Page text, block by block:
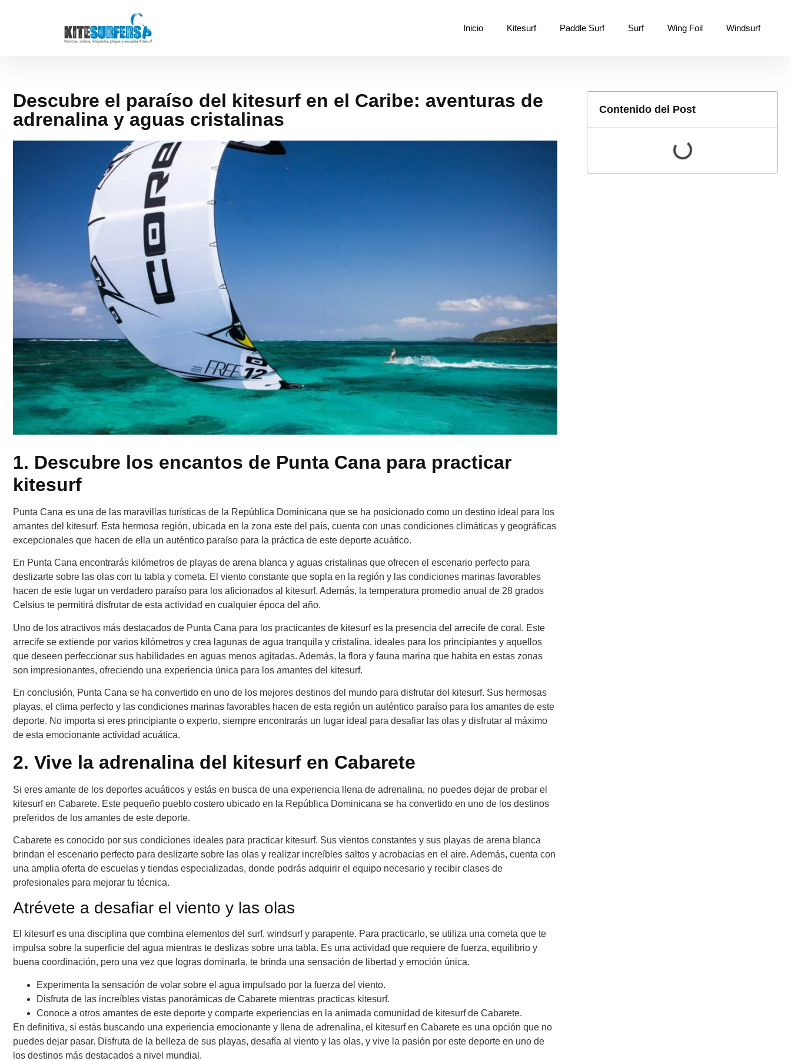
Inicio Kitesurf Paddle Surf Surf Wing Foil Windsurf
Descubre el paraíso del kitesurf en el Caribe: aventuras de
adrenalina y aguas cristalinas
1. Descubre los encantos de Punta Cana para practicar
kitesurf
Punta Cana es una de las maravillas turísticas de la República Dominicana que se ha posicionado como un destino ideal para los
amantes del kitesurf. Esta hermosa región, ubicada en la zona este del país, cuenta con unas condiciones climáticas y geográficas
excepcionales que hacen de ella un auténtico paraíso para la práctica de este deporte acuático.
En Punta Cana encontrarás kilómetros de playas de arena blanca y aguas cristalinas que ofrecen el escenario perfecto para
deslizarte sobre las olas con tu tabla y cometa. El viento constante que sopla en la región y las condiciones marinas favorables
hacen de este lugar un verdadero paraíso para los aficionados al kitesurf. Además, la temperatura promedio anual de 28 grados
Celsius te permitirá disfrutar de esta actividad en cualquier época del año.
Uno de los atractivos más destacados de Punta Cana para los practicantes de kitesurf es la presencia del arrecife de coral. Este
arrecife se extiende por varios kilómetros y crea lagunas de agua tranquila y cristalina, ideales para los principiantes y aquellos
que deseen perfeccionar sus habilidades en aguas menos agitadas. Además, la flora y fauna marina que habita en estas zonas
son impresionantes, ofreciendo una experiencia única para los amantes del kitesurf.
En conclusión, Punta Cana se ha convertido en uno de los mejores destinos del mundo para disfrutar del kitesurf. Sus hermosas
playas, el clima perfecto y las condiciones marinas favorables hacen de esta región un auténtico paraíso para los amantes de este
deporte. No importa si eres principiante o experto, siempre encontrarás un lugar ideal para desafiar las olas y disfrutar al máximo
de esta emocionante actividad acuática.
2. Vive la adrenalina del kitesurf en Cabarete
Si eres amante de los deportes acuáticos y estás en busca de una experiencia llena de adrenalina, no puedes dejar de probar el
kitesurf en Cabarete. Este pequeño pueblo costero ubicado en la República Dominicana se ha convertido en uno de los destinos
preferidos de los amantes de este deporte.
Cabarete es conocido por sus condiciones ideales para practicar kitesurf. Sus vientos constantes y sus playas de arena blanca
brindan el escenario perfecto para deslizarte sobre las olas y realizar increíbles saltos y acrobacias en el aire. Además, cuenta con
una amplia oferta de escuelas y tiendas especializadas, donde podrás adquirir el equipo necesario y recibir clases de
profesionales para mejorar tu técnica.
Atrévete a desafiar el viento y las olas
El kitesurf es una disciplina que combina elementos del surf, windsurf y parapente. Para practicarlo, se utiliza una cometa que te
impulsa sobre la superficie del agua mientras te deslizas sobre una tabla. Es una actividad que requiere de fuerza, equilibrio y
buena coordinación, pero una vez que logras dominarla, te brinda una sensación de libertad y emoción única.
Experimenta la sensación de volar sobre el agua impulsado por la fuerza del viento.
Disfruta de las increíbles vistas panorámicas de Cabarete mientras practicas kitesurf.
Conoce a otros amantes de este deporte y comparte experiencias en la animada comunidad de kitesurf de Cabarete.
En definitiva, si estás buscando una experiencia emocionante y llena de adrenalina, el kitesurf en Cabarete es una opción que no
puedes dejar pasar. Disfruta de la belleza de sus playas, desafía al viento y las olas, y vive la pasión por este deporte en uno de
los destinos más destacados a nivel mundial.
Contenido del Post